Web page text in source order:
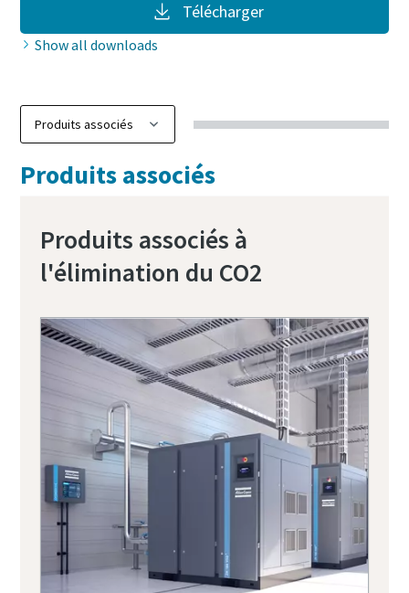
Télécharger
Show all downloads
Produits associés
Produits associés à
l'élimination du CO2